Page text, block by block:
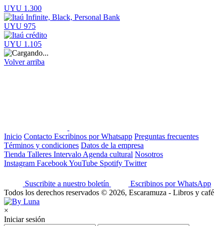
UYU 1.300
UYU 975
UYU 1.105
Volver arriba
Inicio Contacto Escribinos por Whatsapp Preguntas frecuentes
Términos y condiciones Datos de la empresa
Tienda Talleres Intervalo Agenda cultural Nosotros
Instagram FacebookYouTube Spotify Twitter
Suscribite a nuestro boletín
Escribinos por WhatsApp
Todos los derechos reservados © 2026, Escaramuza - Libros y café
×
Iniciar sesión